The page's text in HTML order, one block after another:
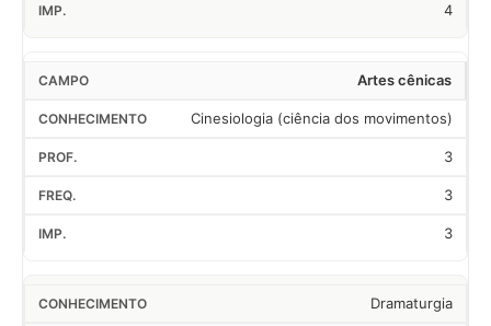
4
Artes cênicas
Cinesiologia (ciência dos movimentos)
3
3
3
Dramaturgia